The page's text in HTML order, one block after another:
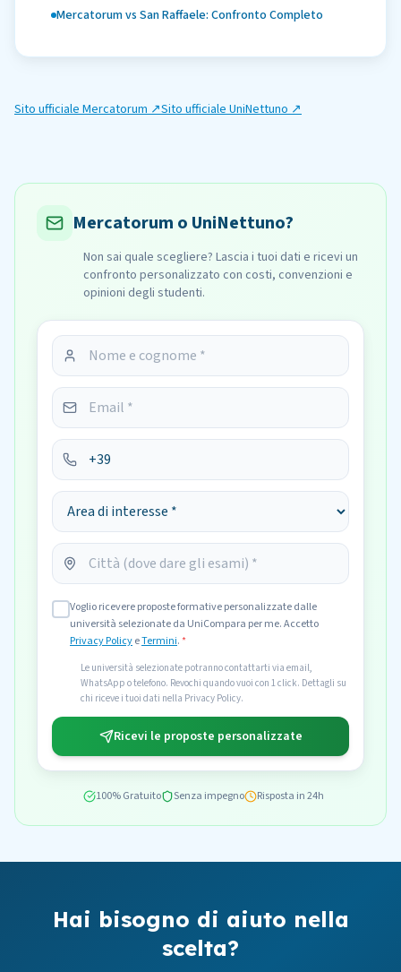
Mercatorum vs San Raffaele: Confronto Completo
Sito ufficialeMercatorum↗Sito ufficialeUniNettuno↗
Mercatorum o UniNettuno?
Non sai quale scegliere? Lascia i tuoi dati e ricevi un
confronto personalizzato con costi, convenzioni e
opinioni degli studenti.
Voglio ricevere proposte formative personalizzate dalle
università selezionate da UniCompara per me. Accetto
Privacy PolicyeTermini.*
Le università selezionate potranno contattarti via email,
WhatsApp o telefono. Revochi quando vuoi con 1 click. Dettagli su
chi riceve i tuoi dati nella Privacy Policy.
Ricevi le proposte personalizzate
100% Gratuito Senza impegno Risposta in 24h
Hai bisogno di aiuto nella
scelta?